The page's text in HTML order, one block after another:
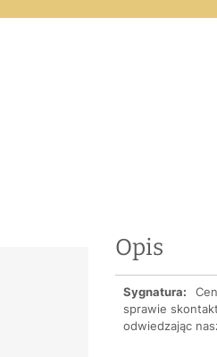
Opis
Sygnatura:
sprawie
odwiedzając